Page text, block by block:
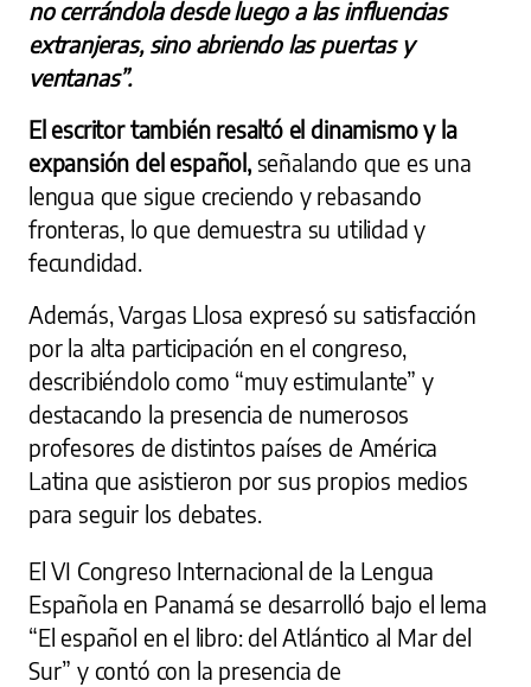
no cerrándola desde luego a las influencias
extranjeras, sino abriendo las puertas y
ventanas”.
El escritor también resaltó el dinamismo y la
expansión del español,señalando que es una
lengua que sigue creciendo y rebasando
fronteras, lo que demuestra su utilidad y
fecundidad.
Además, Vargas Llosa expresó su satisfacción
por la alta participación en el congreso,
describiéndolo como “muy estimulante” y
destacando la presencia de numerosos
profesores de distintos países de América
Latina que asistieron por sus propios medios
para seguir los debates.
El VI Congreso Internacional de la Lengua
Española en Panamá se desarrolló bajo el lema
“El español en el libro: del Atlántico al Mar del
Sur” y contó con la presencia de